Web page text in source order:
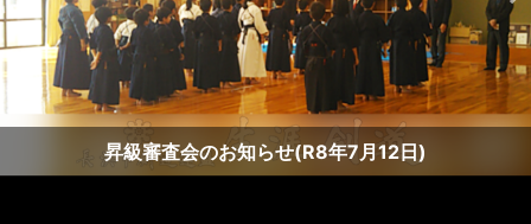
昇級審査会のお知らせ(R8年7月12日)